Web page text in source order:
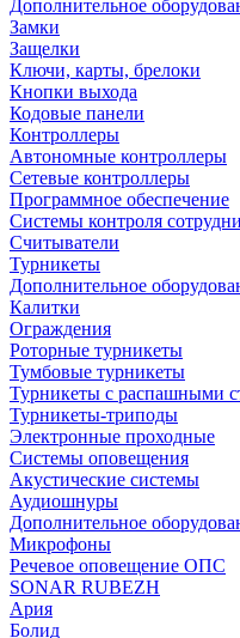
Дополнительное
Замки
Защелки
Ключи, карты, брелоки
Кнопки выхода
Кодовые панели
Контроллеры
Автономные контроллеры
Сетевые контроллеры
Программное обеспечение
Системы контроля
Считыватели
Турникеты
Дополнительное
Калитки
Ограждения
Роторные турникеты
Тумбовые турникеты
Турникеты с распашными
Турникеты-триподы
Электронные проходные
Системы оповещения
Акустические системы
Аудиошнуры
Дополнительное
Микрофоны
Речевое оповещение ОПС
SONAR RUBEZH
Ария
Болид